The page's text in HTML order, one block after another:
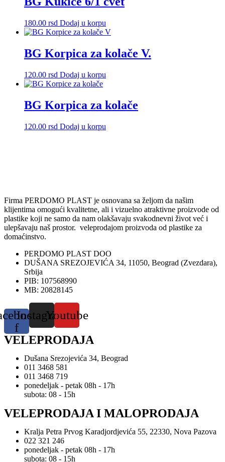
varijanti.
biti
na
stranici
180.00 rsd Dodaj u korpu
BG Korpica za kolače V.
120.00 rsd Dodaj u korpu
BG Korpica za kolače
120.00 rsd Dodaj u korpu
Firma PERDOMO PLAST je osnovana sa željom da našim
klijentima omogući kvalitetne, ali i vizuelno atraktivne proizvode od
plastike koji ne samo da nam olakšavaju svakodnevni život već i
ulepšavaju naš prostor. veleprodajom proizvoda od plastike za
domaćinstvo.
PERDOMO PLAST DOO
DUŠANA SREZOJEVIĆA 34, 11050, Beograd (Zvezdara),
Srbija
PIB: 107568990
MB: 20828145
f
InstagramYoutube
VELEPRODAJA
Dušana Srezojevića 34, Beograd
011 3468 581
011 3468 719
ponedeljak - petak 08h - 17h
subota: 08 - 15h
VELEPRODAJA I MALOPRODAJA
Kralja Petra Prvog Karadjordjevića 55, 22330, Nova Pazova
022 321 246
ponedeljak - petak 08h - 17h
subota: 08 - 15h